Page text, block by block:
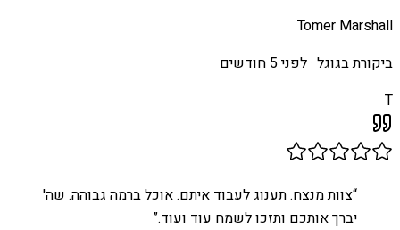
Tomer Marshall
ביקורת בגוגל ·לפני 5 חודשים
T
“צוות מנצח. תענוג לעבוד איתם. אוכל ברמה גבוהה. שה'
יברך אותכם ותזכו לשמח עוד ועוד.”